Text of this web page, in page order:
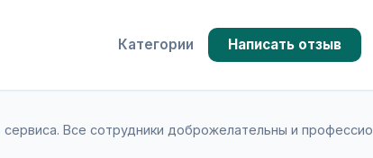
Категории Написать отзыв
Все сотрудники доброжелательны и